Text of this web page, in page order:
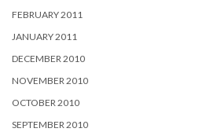
FEBRUARY 2011
JANUARY 2011
DECEMBER 2010
NOVEMBER 2010
OCTOBER 2010
SEPTEMBER 2010